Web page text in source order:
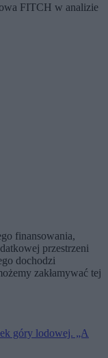
FITCH w analizie
finansowania,
przestrzeni
dochodzi
zakłamywać tej
góry lodowej. „A